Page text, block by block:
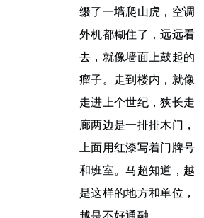
缀了一墙爬山虎，空调
外机都糊住了，远远看
去，就像墙面上鼓起的
瘤子。走到楼内，就像
走进上个世纪，狭长走
廊两边是一排排木门，
上面用红漆写着门牌号
和班室。马超知道，越
是这样的地方和单位，